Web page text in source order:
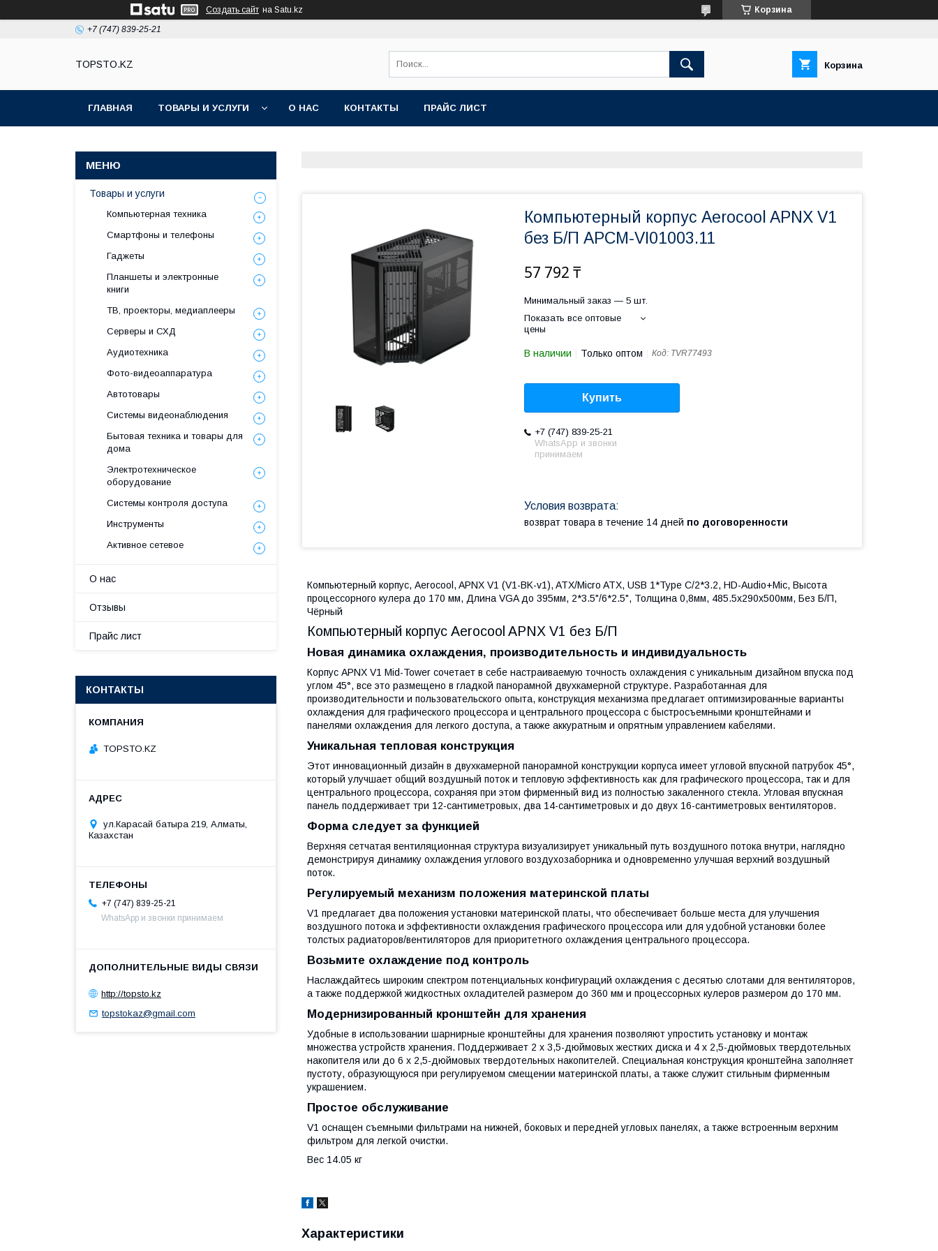
Создать сайт на Satu.kz Корзина
+7 (747) 839-25-21
TOPSTO.KZ Корзина
ГЛАВНАЯ ТОВАРЫ И УСЛУГИ О НАС КОНТАКТЫ ПРАЙС ЛИСТ
Компьютерный корпус Aerocool APNX V1
без Б/П APCM-VI01003.11
57 792 ₸
Минимальный заказ — 5 шт.
Показать все оптовые
цены
В наличии Только оптом Код: TVR77493
Купить
+7 (747) 839-25-21
WhatsApp и звонки
принимаем
возврат товара в течение 14 дней по договоренности
Компьютерный корпус, Aerocool, APNX V1 (V1-BK-v1), ATX/Micro ATX, USB 1*Type C/2*3.2, HD-Audio+Mic, Высота
процессорного кулера до 170 мм, Длина VGA до 395мм, 2*3.5"/6*2.5", Толщина 0,8мм, 485.5x290x500мм, Без Б/П,
Чёрный
Компьютерный корпус Aerocool APNX V1 без Б/П
Новая динамика охлаждения, производительность и индивидуальность
Корпус APNX V1 Mid-Tower сочетает в себе настраиваемую точность охлаждения с уникальным дизайном впуска под
углом 45°, все это размещено в гладкой панорамной двухкамерной структуре. Разработанная для
производительности и пользовательского опыта, конструкция механизма предлагает оптимизированные варианты
охлаждения для графического процессора и центрального процессора с быстросъемными кронштейнами и
панелями охлаждения для легкого доступа, а также аккуратным и опрятным управлением кабелями.
Уникальная тепловая конструкция
Этот инновационный дизайн в двухкамерной панорамной конструкции корпуса имеет угловой впускной патрубок 45°,
который улучшает общий воздушный поток и тепловую эффективность как для графического процессора, так и для
центрального процессора, сохраняя при этом фирменный вид из полностью закаленного стекла. Угловая впускная
панель поддерживает три 12-сантиметровых, два 14-сантиметровых и до двух 16-сантиметровых вентиляторов.
Форма следует за функцией
Верхняя сетчатая вентиляционная структура визуализирует уникальный путь воздушного потока внутри, наглядно
демонстрируя динамику охлаждения углового воздухозаборника и одновременно улучшая верхний воздушный
поток.
Регулируемый механизм положения материнской платы
V1 предлагает два положения установки материнской платы, что обеспечивает больше места для улучшения
воздушного потока и эффективности охлаждения графического процессора или для удобной установки более
толстых радиаторов/вентиляторов для приоритетного охлаждения центрального процессора.
Возьмите охлаждение под контроль
Наслаждайтесь широким спектром потенциальных конфигураций охлаждения с десятью слотами для вентиляторов,
а также поддержкой жидкостных охладителей размером до 360 мм и процессорных кулеров размером до 170 мм.
Модернизированный кронштейн для хранения
Удобные в использовании шарнирные кронштейны для хранения позволяют упростить установку и монтаж
множества устройств хранения. Поддерживает 2 x 3,5-дюймовых жестких диска и 4 x 2,5-дюймовых твердотельных
накопителя или до 6 x 2,5-дюймовых твердотельных накопителей. Специальная конструкция кронштейна заполняет
пустоту, образующуюся при регулируемом смещении материнской платы, а также служит стильным фирменным
украшением.
Простое обслуживание
V1 оснащен съемными фильтрами на нижней, боковых и передней угловых панелях, а также встроенным верхним
фильтром для легкой очистки.
Вес 14.05 кг
Характеристики
Товары и услуги
Компьютерная техника
Смартфоны и телефоны
Гаджеты
Планшеты и электронные
книги
ТВ, проекторы, медиаплееры
Серверы и СХД
Аудиотехника
Фото-видеоаппаратура
Автотовары
Системы видеонаблюдения
Бытовая техника и товары для
дома
Электротехническое
оборудование
Системы контроля доступа
Инструменты
Активное сетевое
О нас
Отзывы
Прайс лист
КОНТАКТЫ
TOPSTO.KZ
ул.Карасай батыра 219, Алматы,
Казахстан
+7 (747) 839-25-21
WhatsApp и звонки принимаем
http://topsto.kz
topstokaz@gmail.com